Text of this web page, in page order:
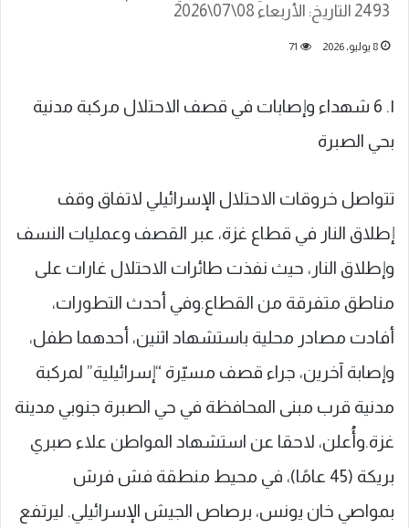
2493 التاريخ: الأربعاء 08\07\2026
8 يوليو، 2026 71
١. 6 شهداء وإصابات في قصف الاحتلال مركبة مدنية
بحي الصبرة
تتواصل خروقات الاحتلال الإسرائيلي لاتفاق وقف
إطلاق النار في قطاع غزة، عبر القصف وعمليات النسف
وإطلاق النار، حيث نفذت طائرات الاحتلال غارات على
مناطق متفرقة من القطاع.وفي أحدث التطورات،
أفادت مصادر محلية باستشهاد اثنين، أحدهما طفل،
وإصابة آخرين، جراء قصف مسيّرة “إسرائيلية” لمركبة
مدنية قرب مبنى المحافظة في حي الصبرة جنوبي مدينة
غزة.وأُعلن، لاحقا عن استشهاد المواطن علاء صبري
بريكة (45 عامًا)، في محيط منطقة فش فرش
بمواصي خان يونس، برصاص الجيش الإسرائيلي. ليرتفع